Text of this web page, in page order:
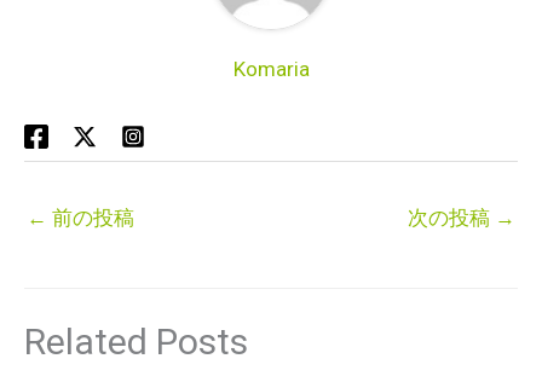
Komaria
← 前の投稿 次の投稿 →
Related Posts